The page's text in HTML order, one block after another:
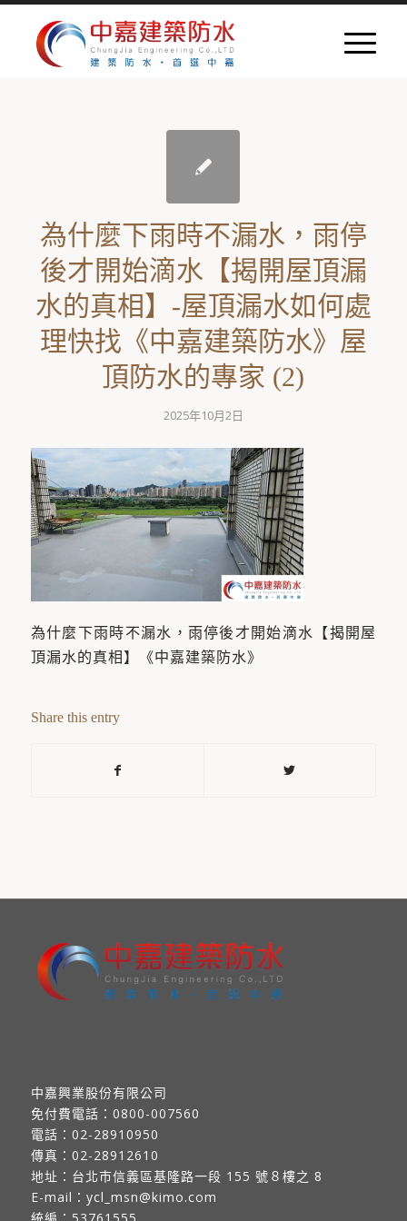
為什麼下雨時不漏水，雨停
後才開始滴水【揭開屋頂漏
水的真相】-屋頂漏水如何處
理快找《中嘉建築防水》屋
頂防水的專家 (2)
2025年10月2日
為什麼下雨時不漏水，雨停後才開始滴水【揭開屋
頂漏水的真相】《中嘉建築防水》
Share this entry
中嘉興業股份有限公司
免付費電話： 0800-007560
電話： 02-28910950
傳真： 02-28912610
地址： 台北市信義區基隆路一段 155 號８樓之 8
E-mail： ycl_msn@kimo.com